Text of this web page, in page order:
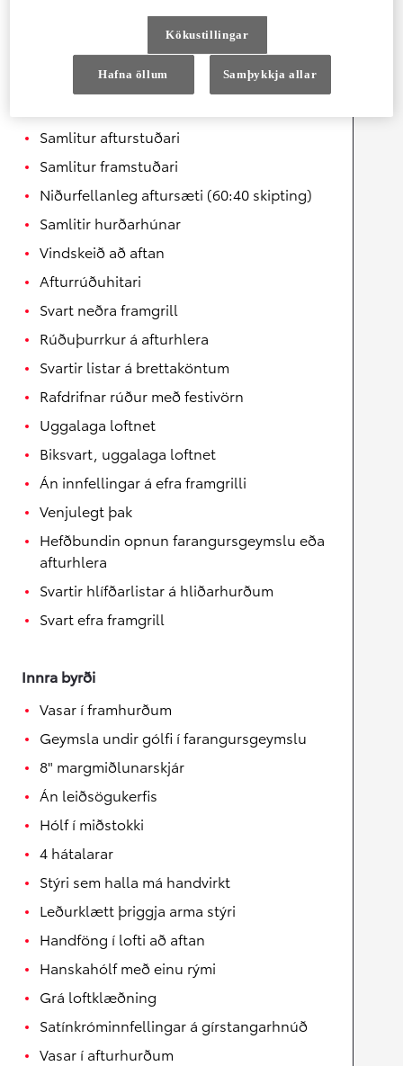
Án stuðnings við mjóbak í ökumannssæti
Samlitur afturstuðari
Samlitur framstuðari
Niðurfellanleg aftursæti (60:40 skipting)
Samlitir hurðarhúnar
Vindskeið að aftan
Afturrúðuhitari
Svart neðra framgrill
Rúðuþurrkur á afturhlera
Svartir listar á brettaköntum
Rafdrifnar rúður með festivörn
Uggalaga loftnet
Biksvart, uggalaga loftnet
Án innfellingar á efra framgrilli
Venjulegt þak
Hefðbundin opnun farangursgeymslu eða
afturhlera
Svartir hlífðarlistar á hliðarhurðum
Svart efra framgrill
Innra byrði
Vasar í framhurðum
Geymsla undir gólfi í farangursgeymslu
8" margmiðlunarskjár
Án leiðsögukerfis
Hólf í miðstokki
4 hátalarar
Stýri sem halla má handvirkt
Leðurklætt þriggja arma stýri
Handföng í lofti að aftan
Hanskahólf með einu rými
Grá loftklæðning
Satínkróminnfellingar á gírstangarhnúð
Vasar í afturhurðum
Kökustillingar
Hafna öllum Samþykkja allar